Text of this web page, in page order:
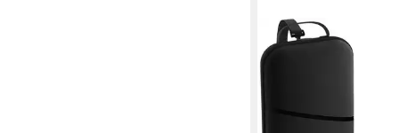
PLAYSTATION 5
FlexStrike Wireless-
18,27 €
lieferbar zum